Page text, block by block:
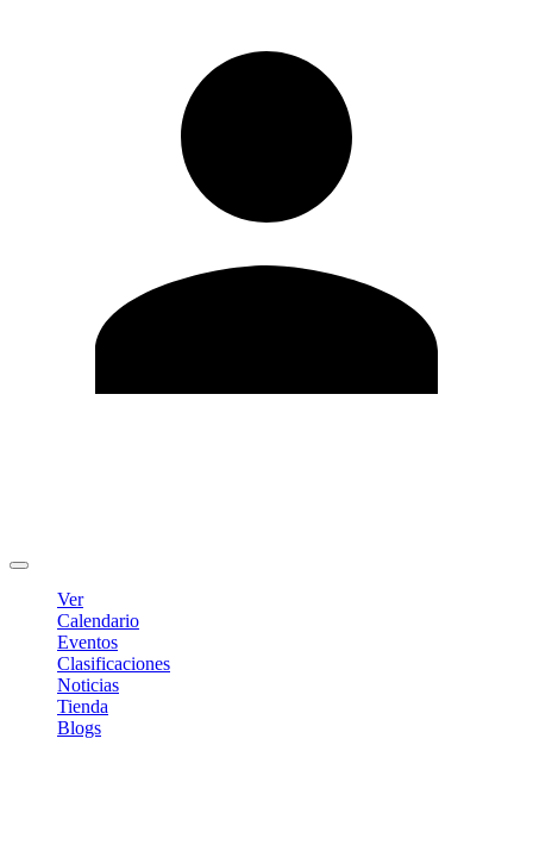
Ver
Calendario
Eventos
Clasificaciones
Noticias
Tienda
Blogs